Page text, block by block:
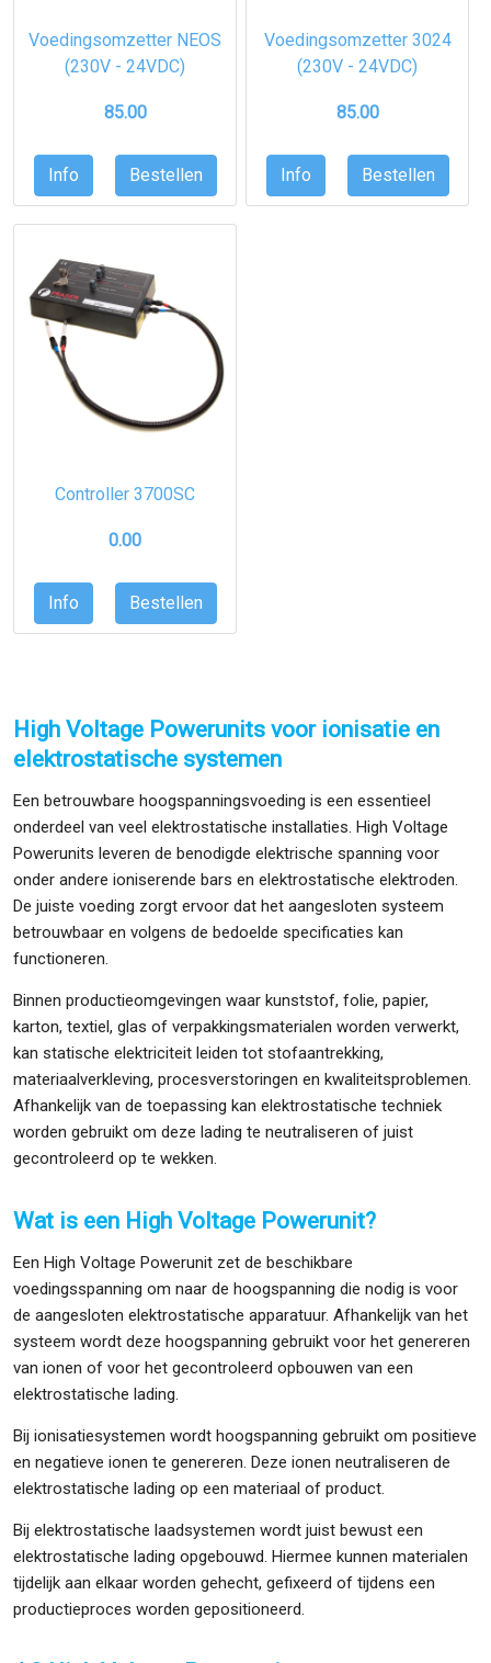
Voedingsomzetter NEOS
(230V - 24VDC)
85.00
Voedingsomzetter 3024
(230V - 24VDC)
85.00
Controller 3700SC
0.00
High Voltage Powerunits voor ionisatie en
elektrostatische systemen
Een betrouwbare hoogspanningsvoeding is een essentieel
onderdeel van veel elektrostatische installaties. High Voltage
Powerunits leveren de benodigde elektrische spanning voor
onder andere ioniserende bars en elektrostatische elektroden.
De juiste voeding zorgt ervoor dat het aangesloten systeem
betrouwbaar en volgens de bedoelde specificaties kan
functioneren.
Binnen productieomgevingen waar kunststof, folie, papier,
karton, textiel, glas of verpakkingsmaterialen worden verwerkt,
kan statische elektriciteit leiden tot stofaantrekking,
materiaalverkleving, procesverstoringen en kwaliteitsproblemen.
Afhankelijk van de toepassing kan elektrostatische techniek
worden gebruikt om deze lading te neutraliseren of juist
gecontroleerd op te wekken.
Wat is een High Voltage Powerunit?
Een High Voltage Powerunit zet de beschikbare
voedingsspanning om naar de hoogspanning die nodig is voor
de aangesloten elektrostatische apparatuur. Afhankelijk van het
systeem wordt deze hoogspanning gebruikt voor het genereren
van ionen of voor het gecontroleerd opbouwen van een
elektrostatische lading.
Bij ionisatiesystemen wordt hoogspanning gebruikt om positieve
en negatieve ionen te genereren. Deze ionen neutraliseren de
elektrostatische lading op een materiaal of product.
Bij elektrostatische laadsystemen wordt juist bewust een
elektrostatische lading opgebouwd. Hiermee kunnen materialen
tijdelijk aan elkaar worden gehecht, gefixeerd of tijdens een
productieproces worden gepositioneerd.